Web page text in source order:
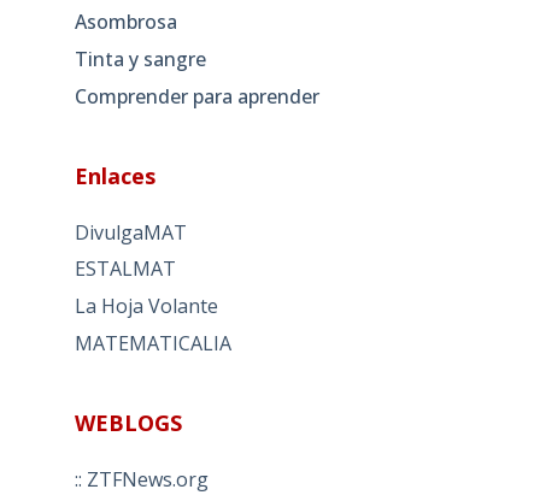
Asombrosa
Tinta y sangre
Comprender para aprender
Enlaces
DivulgaMAT
ESTALMAT
La Hoja Volante
MATEMATICALIA
WEBLOGS
:: ZTFNews.org